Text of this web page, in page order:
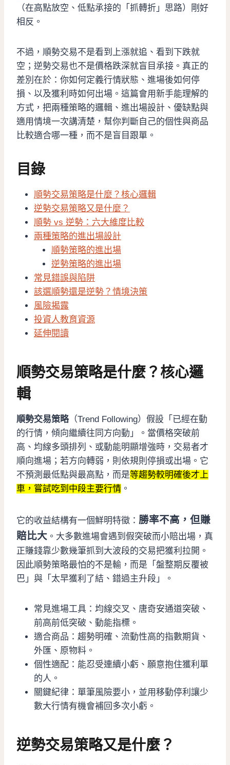
（在高點放空、低點承接的「抓轉折」思路）剛好
相反。
不過，順勢交易不是看到上漲就追、看到下跌就
空；逆勢交易也不是價格跌深就盲目承接。真正的
差別在於：你如何定義行情狀態、進場後如何停
損、以及獲利時如何出場。這篇會用新手能理解的
方式，把兩種策略的邏輯、進出場設計、優缺點與
適用情境一次講清楚，幫你判斷自己的個性與商品
比較適合哪一種，而不是盲目跟單。
目錄
順勢交易策略是什麼？核心邏輯
逆勢交易策略又是什麼？
順勢 vs 逆勢：六大維度比較
兩種策略的進出場設計
順勢策略的進出場
逆勢策略的進出場
常見錯誤與陷阱
該選順勢還是逆勢？情境決策
風險揭露
投資人教育資源
延伸閱讀
順勢交易策略是什麼？核心邏
輯
順勢交易策略（Trend Following）假設「已經在動
的行情，傾向繼續往同方向動」。當價格突破前
高、均線多頭排列、或動能明顯增強時，交易者才
順向進場；若方向轉弱，則依規則停損或出場。它
不預測最低點與最高點，而是等趨勢較明確後才上
車，嘗試吃到中段主要行情 。
它的收益結構有一個鮮明特徵： 勝率不高，但賺
賠比大 。大多數進場會遇到假突破而小賠出場，真
正賺錢靠少數幾筆抓到大波段的交易把獲利拉開。
因此順勢策略最怕的不是輸，而是「盤整期反覆被
巴」與「太早獲利了結、錯過主升段」。
常見進場工具：均線交叉、唐奇安通道突破、
前高前低突破、動能指標。
適合商品：趨勢明確、流動性高的指數期貨、
外匯、原物料。
個性適配：能忍受連續小虧、願意抱住獲利單
的人。
關鍵紀律：單筆風險要小，並用移動停利讓少
數大行情有機會補回多次小虧。
逆勢交易策略又是什麼？